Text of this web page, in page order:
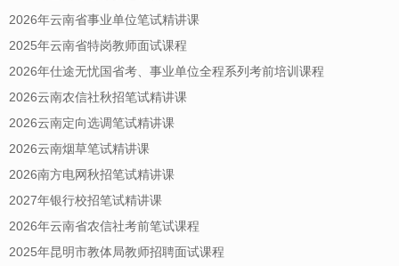
2026年云南省事业单位笔试精讲课
2025年云南省特岗教师面试课程
2026年仕途无忧国省考、事业单位全程系列考前培训课程
2026云南农信社秋招笔试精讲课
2026云南定向选调笔试精讲课
2026云南烟草笔试精讲课
2026南方电网秋招笔试精讲课
2027年银行校招笔试精讲课
2026年云南省农信社考前笔试课程
2025年昆明市教体局教师招聘面试课程